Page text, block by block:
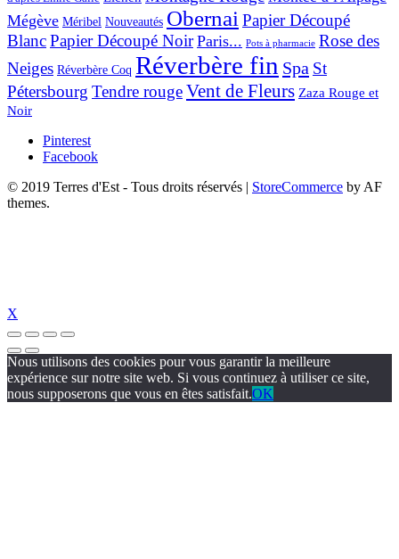
Mégève Méribel Nouveautés Obernai Papier Découpé
BlancPapier Découpé Noir Paris... Pots à pharmacie Rose des
Neiges Réverbère Coq Réverbère fin Spa St
Pétersbourg Tendre rougeVent de Fleurs Zaza Rouge et
Noir
Pinterest
Facebook
© 2019 Terres d'Est - Tous droits réservés | StoreCommerce by AF
themes.
X
Nous utilisons des cookies pour vous garantir la meilleure
expérience sur notre site web. Si vous continuez à utiliser ce site,
nous supposerons que vous en êtes satisfait.OK